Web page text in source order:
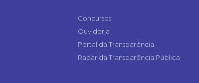
Concursos
Ouvidoria
Portal da Transparência
Radar da Transparência Pública